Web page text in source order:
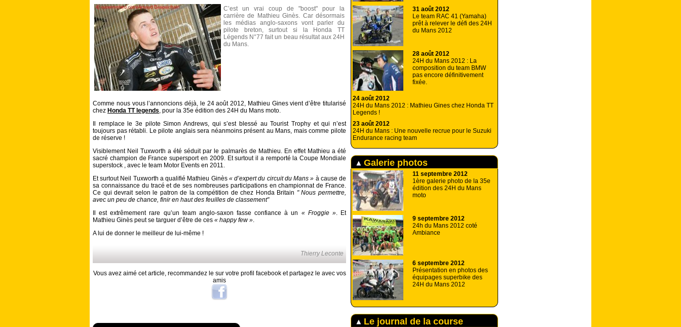
C’est un vrai coup de "boost" pour la
carrière de Mathieu Ginès. Car désormais
les médias anglo-saxons vont parler du
pilote breton, surtout si la Honda TT
Légends N°77 fait un beau résultat aux 24H
du Mans.
Comme nous vous l’annoncions déjà, le 24 août 2012, Mathieu Gines vient d’être titularisé
chez Honda TT legends, pour la 35e édition des 24H du Mans moto.
Il remplace le 3e pilote Simon Andrews, qui s’est blessé au Tourist Trophy et qui n’est
toujours pas rétabli. Le pilote anglais sera néanmoins présent au Mans, mais comme pilote
de réserve !
Visiblement Neil Tuxworth a été séduit par le palmarès de Mathieu. En effet Mathieu a été
sacré champion de France supersport en 2009. Et surtout il a remporté la Coupe Mondiale
superstock , avec le team Motor Events en 2011.
Et surtout Neil Tuxworth a qualifié Mathieu Ginès « d’expert du circuit du Mans » à cause de
sa connaissance du tracé et de ses nombreuses participations en championnat de France.
Ce qui devrait selon le patron de la compétition de chez Honda Britain " Nous permettre,
avec un peu de chance, finir en haut des feuilles de classement"
Il est extrêmement rare qu’un team anglo-saxon fasse confiance à un « Froggie ». Et
Mathieu Ginès peut se targuer d’être de ces « happy few ».
A lui de donner le meilleur de lui-même !
Thierry Leconte
Vous avez aimé cet article, recommandez le sur votre profil facebook et partagez le avec vos
amis
31 août 2012
Le team RAC 41 (Yamaha)
prêt à relever le défi des 24H
du Mans 2012
28 août 2012
24H du Mans 2012 : La
composition du team BMW
pas encore définitivement
fixée.
24 août 2012
24H du Mans 2012 : Mathieu Gines chez Honda TT
Legends !
23 août 2012
24H du Mans : Une nouvelle recrue pour le Suzuki
Endurance racing team
Galerie photos
11 septembre 2012
1ère galerie photo de la 35e
édition des 24H du Mans
moto
9 septembre 2012
24h du Mans 2012 coté
Ambiance
6 septembre 2012
Présentation en photos des
équipages superbike des
24H du Mans 2012
Le journal de la course